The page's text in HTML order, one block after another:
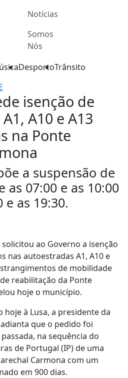
Notícias
Somos
Nós
DesportoTrânsito
isenção de
A10 e A13
na Ponte
a suspensão de
as 07:00 e as 10:00
e as 19:30.
ao Governo a isenção
nas autoestradas A1, A10 e
de mobilidade
reabilitação da Ponte
hoje o município.
hoje à Lusa, a presidente da
que o pedido foi
na sequência do
de Portugal (IP) de uma
Carmona com um
em 900 dias.